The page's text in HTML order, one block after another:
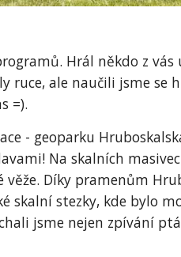
Hrál někdo z
ruce, ale naučili jsme
=).
- geoparku
Na skalních
věže. Díky pramenům
stezky, kde bylo
jsme nejen zpívání